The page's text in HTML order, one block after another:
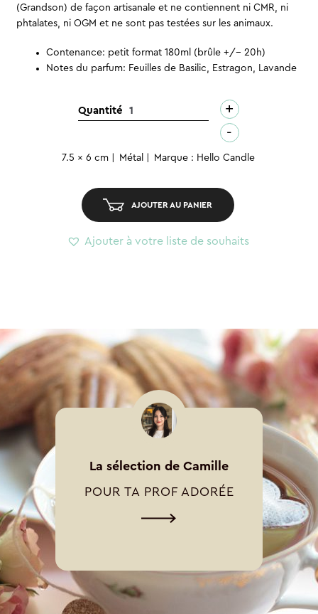
(Grandson) de façon artisanale et ne contiennent ni CMR, ni
phtalates, ni OGM et ne sont pas testées sur les animaux.
Contenance: petit format 180ml (brûle +/- 20h)
Notes du parfum: Feuilles de Basilic, Estragon, Lavande
Quantitéquantité
métal
S
+
-
7.5 x 6 cm Métal Marque : Hello Candle
AJOUTER AU PANIER
Ajouter à votre liste de souhaits
La sélection de Camille
POUR TA PROF ADORÉE